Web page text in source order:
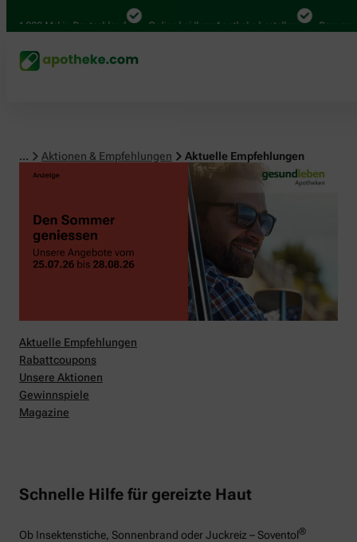
Mal in Deutschland Online bei Ihrer Apotheke bestellen Bequem
... Aktionen & Empfehlungen Aktuelle Empfehlungen
Aktuelle Empfehlungen
Rabattcoupons
Unsere Aktionen
Gewinnspiele
Magazine
Schnelle Hilfe für gereizte Haut
Ob Insektenstiche, Sonnenbrand oder Juckreiz – Soventol®